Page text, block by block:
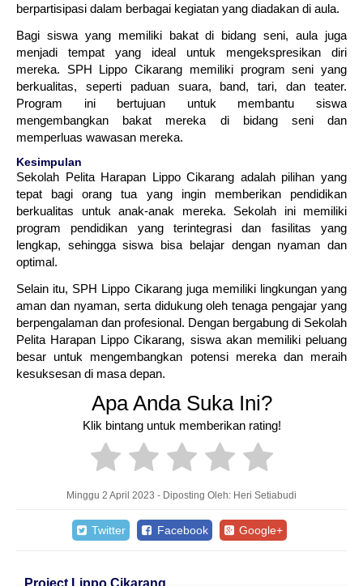
berpartisipasi dalam berbagai kegiatan yang diadakan di aula.
Bagi siswa yang memiliki bakat di bidang seni, aula juga
menjadi tempat yang ideal untuk mengekspresikan diri
mereka. SPH Lippo Cikarang memiliki program seni yang
berkualitas, seperti paduan suara, band, tari, dan teater.
Program ini bertujuan untuk membantu siswa
mengembangkan bakat mereka di bidang seni dan
memperluas wawasan mereka.
Kesimpulan
Sekolah Pelita Harapan Lippo Cikarang adalah pilihan yang
tepat bagi orang tua yang ingin memberikan pendidikan
berkualitas untuk anak-anak mereka. Sekolah ini memiliki
program pendidikan yang terintegrasi dan fasilitas yang
lengkap, sehingga siswa bisa belajar dengan nyaman dan
optimal.
Selain itu, SPH Lippo Cikarang juga memiliki lingkungan yang
aman dan nyaman, serta didukung oleh tenaga pengajar yang
berpengalaman dan profesional. Dengan bergabung di Sekolah
Pelita Harapan Lippo Cikarang, siswa akan memiliki peluang
besar untuk mengembangkan potensi mereka dan meraih
kesuksesan di masa depan.
Apa Anda Suka Ini?
Klik bintang untuk memberikan rating!
Minggu 2 April 2023 - Diposting Oleh: Heri Setiabudi
Twitter Facebook Google+
Project Lippo Cikarang